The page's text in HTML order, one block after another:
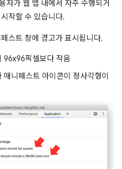
자가 웹 앱 내에서 자주 수행되거
작할 수 있습니다.
스트 창에 경고가 표시됩니다.
96x96픽셀보다 작음
니페스트 아이콘이 정사각형이